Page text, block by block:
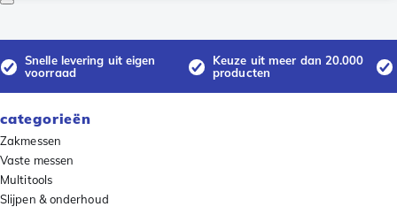
Snelle levering uit eigen
voorraad
Keuze uit meer dan 20.000
producten
categorieën
Zakmessen
Vaste messen
Multitools
Slijpen & onderhoud